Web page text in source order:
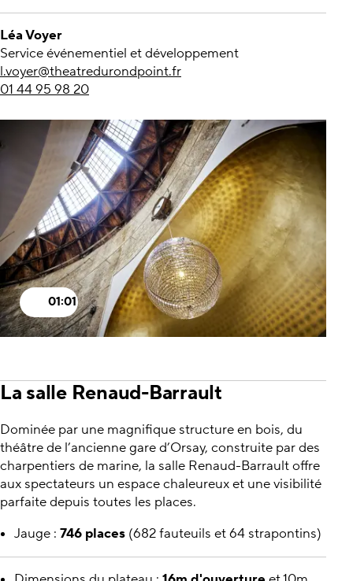
Léa Voyer
Service événementiel et développement
l.voyer@theatredurondpoint.fr
01 44 95 98 20
01:01
La salle Renaud-Barrault
Dominée par une magnifique structure en bois, du
théâtre de l’ancienne gare d’Orsay, construite par des
charpentiers de marine, la salle Renaud-Barrault offre
aux spectateurs un espace chaleureux et une visibilité
parfaite depuis toutes les places.
Jauge : 746 places (682 fauteuils et 64 strapontins)